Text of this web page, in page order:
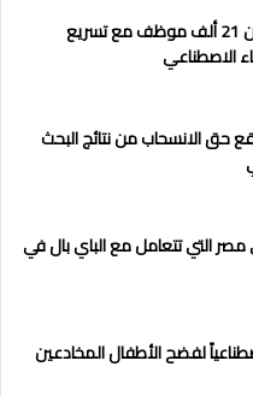
أوراكل تستغني عن 21 ألف موظف مع تسريع
الاصطناعي
حق الانسحاب من نتائج البحث
مصر التي تتعامل مع الباي بال في
لفضح الأطفال المخادعين